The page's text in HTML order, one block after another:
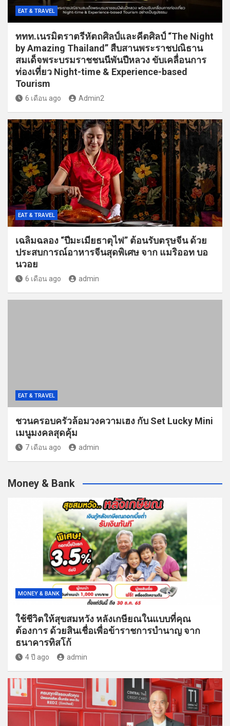
EAT & TRAVEL
ททท.เนรมิตราตรีหัตถศิลป์และคีตศิลป์ “The Night
by Amazing Thailand” สืบสานพระราชปณิธาน
สมเด็จพระบรมราชชนนีพันปีหลวง ขับเคลื่อนการ
ท่องเที่ยว Night-time & Experience-based
Tourism
6 เดือน ago Admin2
EAT & TRAVEL
เฉลิมฉลอง “ปีมะเมียธาตุไฟ” ต้อนรับตรุษจีน ด้วย
ประสบการณ์อาหารจีนสุดพิเศษ จาก แมริออท บอ
นวอย
6 เดือน ago admin
EAT & TRAVEL
ชวนครอบครัวล้อมวงความเฮง กับ Set Lucky Mini
เมนูมงคลสุดคุ้ม
7 เดือน ago admin
Money & Bank
MONEY & BANK
ใช้ชีวิตให้สุขสมหวัง หลังเกษียณในแบบที่คุณ
ต้องการ ด้วยสินเชื่อเพื่อข้าราชการบำนาญ จาก
ธนาคารทิสโก้
4 ปี ago admin